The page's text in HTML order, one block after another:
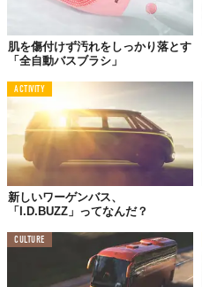
肌を傷付けず汚れをしっかり落とす
「全自動バスブラシ」
ACTIVITY
新しいワーゲンバス、
「I.D.BUZZ」ってなんだ？
CULTURE